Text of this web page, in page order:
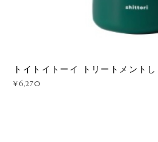
トイトイトーイ トリートメント
¥6,270